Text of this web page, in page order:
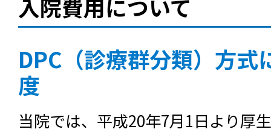
入院費用について
DPC（診療群分類）方式
度
当院では、平成20年7月1日より厚